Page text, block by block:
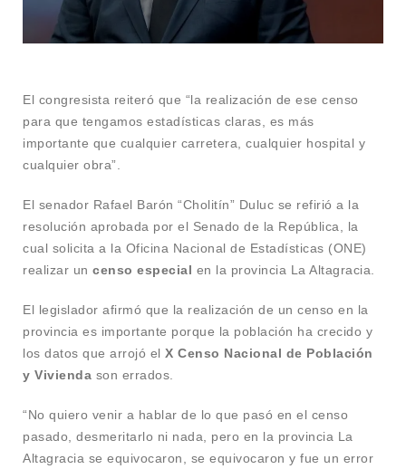
El congresista reiteró que “la realización de ese censo
para que tengamos estadísticas claras, es más
importante que cualquier carretera, cualquier hospital y
cualquier obra”.
El senador Rafael Barón “Cholitín” Duluc se refirió a la
resolución aprobada por el Senado de la República, la
cual solicita a la Oficina Nacional de Estadísticas (ONE)
realizar un censo especial en la provincia La Altagracia.
El legislador afirmó que la realización de un censo en la
provincia es importante porque la población ha crecido y
los datos que arrojó el X Censo Nacional de Población
y Vivienda son errados.
“No quiero venir a hablar de lo que pasó en el censo
pasado, desmeritarlo ni nada, pero en la provincia La
Altagracia se equivocaron, se equivocaron y fue un error